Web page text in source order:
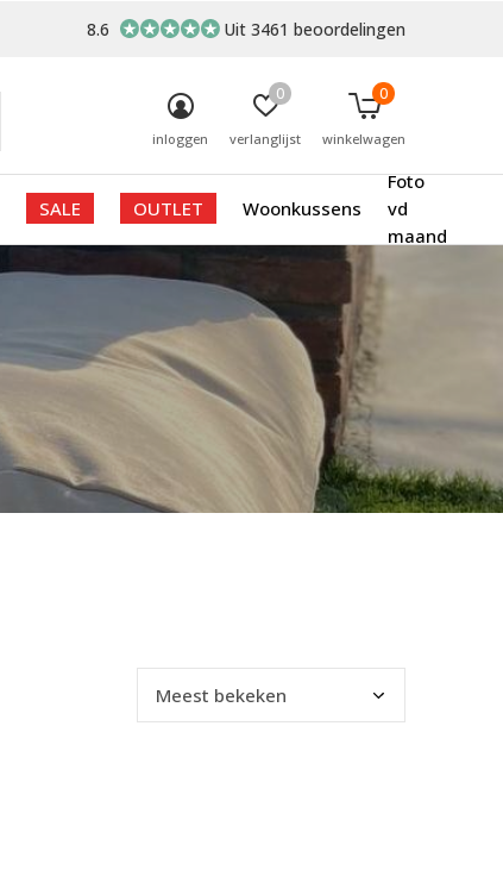
SALE OUTLET Woonkussens
Foto
vd
maand
inloggen verlanglijst
0
winkelwagen
0
8.6 Uit 3461 beoordelingen